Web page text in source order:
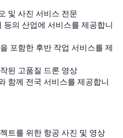
및 사진 서비스 전문
등의 산업에 서비스를 제공합니
포함한 후반 작업 서비스를 제
된 고품질 드론 영상
함께 전국 서비스를 제공합니
트를 위한 항공 사진 및 영상